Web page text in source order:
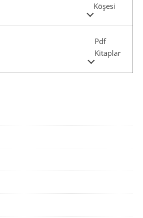
Köşesi
Pdf
Kitaplar